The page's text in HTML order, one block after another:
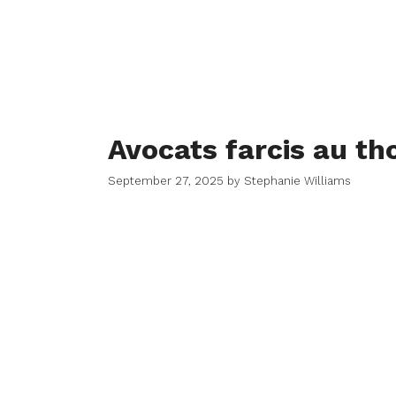
Avocats farcis au
September 27, 2025 by Stephanie Williams